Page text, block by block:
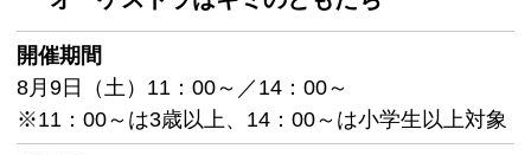
開催期間
8月9日（土）11：00～／14：00～
※11：00～は3歳以上、14：00～は小学生以上対象